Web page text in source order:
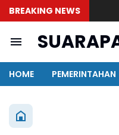
BREAKING NEWS
HOME PEMERINTAHAN